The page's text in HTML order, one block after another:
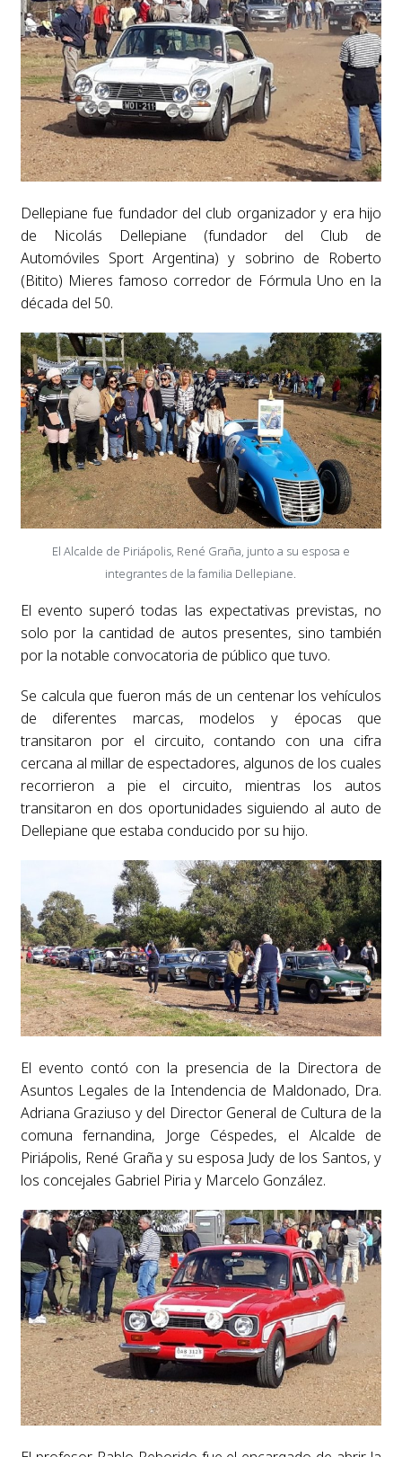
Dellepiane fue fundador del club organizador y era hijo
de Nicolás Dellepiane (fundador del Club de
Automóviles Sport Argentina) y sobrino de Roberto
(Bitito) Mieres famoso corredor de Fórmula Uno en la
década del 50.
El Alcalde de Piriápolis, René Graña, junto a su esposa e
integrantes de la familia Dellepiane.
El evento superó todas las expectativas previstas, no
solo por la cantidad de autos presentes, sino también
por la notable convocatoria de público que tuvo.
Se calcula que fueron más de un centenar los vehículos
de diferentes marcas, modelos y épocas que
transitaron por el circuito, contando con una cifra
cercana al millar de espectadores, algunos de los cuales
recorrieron a pie el circuito, mientras los autos
transitaron en dos oportunidades siguiendo al auto de
Dellepiane que estaba conducido por su hijo.
El evento contó con la presencia de la Directora de
Asuntos Legales de la Intendencia de Maldonado, Dra.
Adriana Graziuso y del Director General de Cultura de la
comuna fernandina, Jorge Céspedes, el Alcalde de
Piriápolis, René Graña y su esposa Judy de los Santos, y
los concejales Gabriel Piria y Marcelo González.